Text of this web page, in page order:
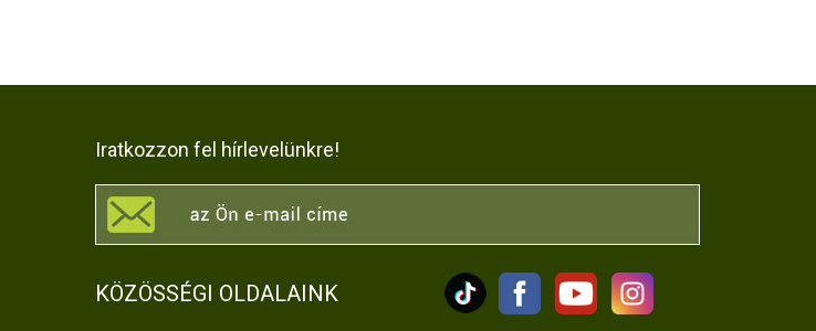
Iratkozzon fel hírlevelünkre!
KÖZÖSSÉGI OLDALAINK